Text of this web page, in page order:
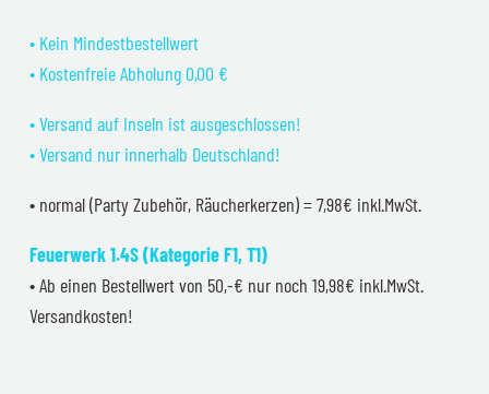
• Kein Mindestbestellwert
• Kostenfreie Abholung 0,00 €
• Versand auf Inseln ist ausgeschlossen!
• Versand nur innerhalb Deutschland!
• normal (Party Zubehör, Räucherkerzen) = 7,98€ inkl.MwSt.
Feuerwerk 1.4S (Kategorie F1, T1)
• Ab einen Bestellwert von 50,-€ nur noch 19,98€ inkl.MwSt.
Versandkosten!